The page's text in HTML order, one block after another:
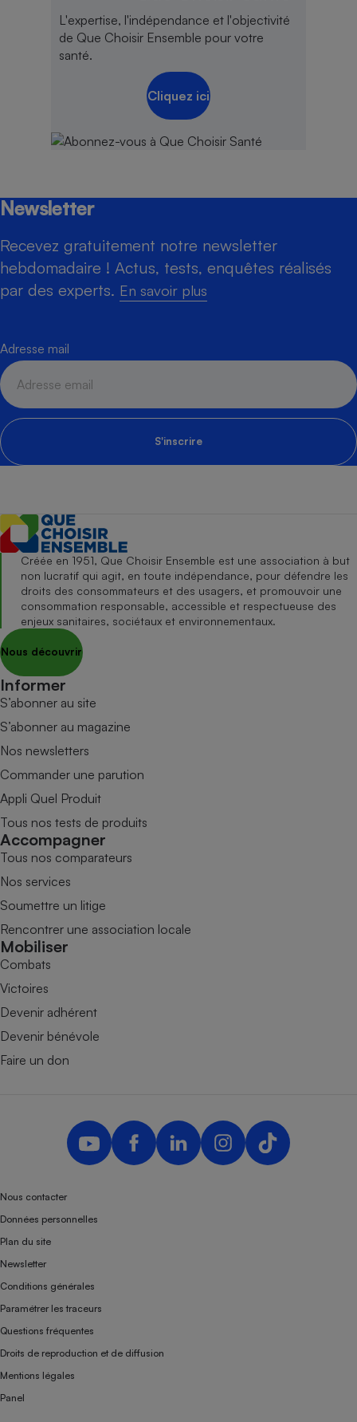
L'expertise, l'indépendance et l'objectivité
de Que Choisir Ensemble pour votre
santé.
Cliquez ici
Newsletter
Recevez gratuitement notre newsletter
hebdomadaire ! Actus, tests, enquêtes réalisés
par des experts. En savoir plus
Adresse mail
S'inscrire
Créée en 1951, Que Choisir Ensemble est une association à but
non lucratif qui agit, en toute indépendance, pour défendre les
droits des consommateurs et des usagers, et promouvoir une
consommation responsable, accessible et respectueuse des
enjeux sanitaires, sociétaux et environnementaux.
Nous découvrir
Informer
S’abonner au site
S’abonner au magazine
Nos newsletters
Commander une parution
Appli Quel Produit
Tous nos tests de produits
Accompagner
Tous nos comparateurs
Nos services
Soumettre un litige
Rencontrer une association locale
Mobiliser
Combats
Victoires
Devenir adhérent
Devenir bénévole
Faire un don
Nous contacter
Données personnelles
Plan du site
Newsletter
Conditions générales
Paramétrer les traceurs
Questions fréquentes
Droits de reproduction et de diffusion
Mentions légales
Panel